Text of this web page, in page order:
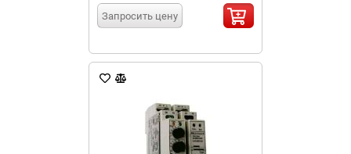
Запросить цену